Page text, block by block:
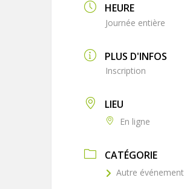
HEURE
Journée entière
PLUS D'INFOS
Inscription
LIEU
En ligne
CATÉGORIE
Autre événement